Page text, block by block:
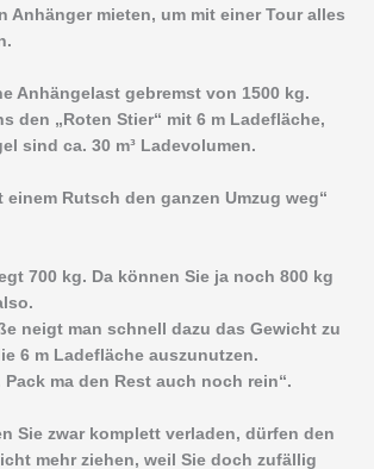
Anhänger mieten, um mit einer Tour alles
Anhängelast gebremst von 1500 kg.
den „Roten Stier“ mit 6 m Ladefläche,
sind ca. 30 m³ Ladevolumen.
einem Rutsch den ganzen Umzug weg“
700 kg. Da können Sie ja noch 800 kg
neigt man schnell dazu das Gewicht zu
6 m Ladefläche auszunutzen.
Pack ma den Rest auch noch rein“.
Sie zwar komplett verladen, dürfen den
mehr ziehen, weil Sie doch zufällig